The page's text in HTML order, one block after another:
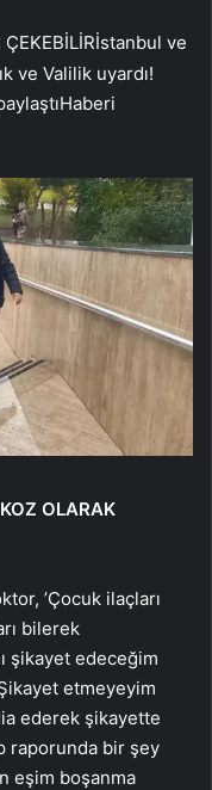
ÇEKEBİLİRİstanbul ve
ve Valilik uyardı!
Haberi
OLARAK
’Çocuk ilaçları
bilerek
şikayet edeceğim
etmeyeyim
ederek şikayette
raporunda bir şey
eşim boşanma